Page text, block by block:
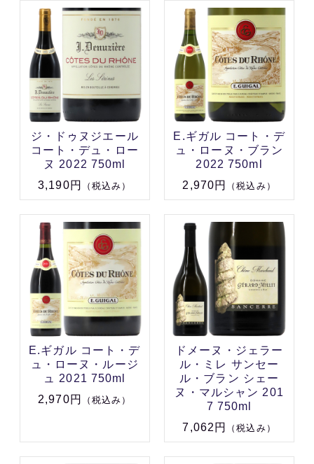
ジ・ドゥヌジエール
コート・デュ・ロー
ヌ 2022 750ml
3,190円
（税込み）
E.ギガル コート・デ
ュ・ローヌ・ブラン
2022 750ml
2,970円
（税込み）
E.ギガル コート・デ
ュ・ローヌ・ルージ
ュ 2021 750ml
2,970円
（税込み）
ドメーヌ・ジェラー
ル・ミレ サンセー
ル・ブラン シェー
ヌ・マルシャン 201
7 750ml
7,062円
（税込み）